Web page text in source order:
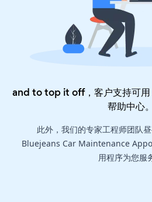
and to top it off，客户支持可
帮助中心。
此外，我们的专家工程师团队
Bluejeans Car Maintenance
用程序为您服